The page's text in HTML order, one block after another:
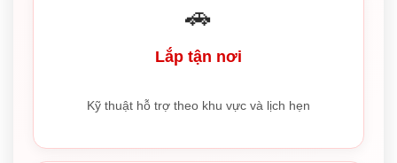
🚗
Lắp tận nơi
Kỹ thuật hỗ trợ theo khu vực và lịch hẹn